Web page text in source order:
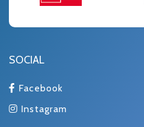
SOCIAL
Facebook
Instagram